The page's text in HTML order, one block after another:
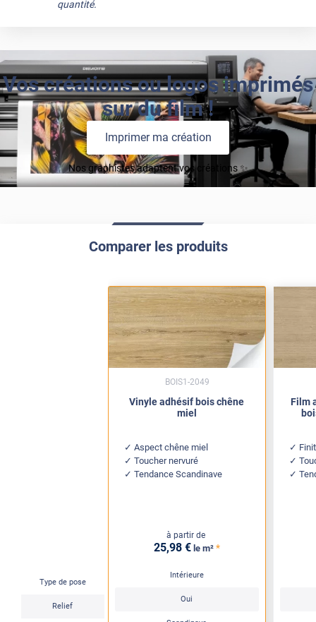
quantité.
Vos créations ou logos imprimés
sur du film !
Imprimer ma création
Nos graphistes adaptent vos créations ✨
Comparer les produits
Type de pose
Relief
Vinyle adhésif bois chêne
miel
Aspect chêne miel
Toucher nervuré
Tendance Scandinave
à partir de
25,98 € le m² *
Intérieure
Oui
BOIS1-2049
Film